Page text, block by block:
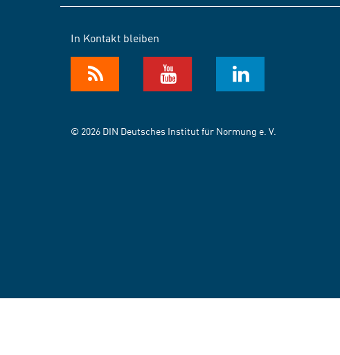
In Kontakt bleiben
© 2026 DIN Deutsches Institut für Normung e. V.